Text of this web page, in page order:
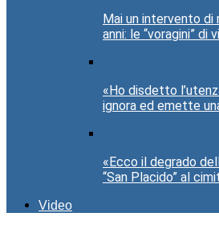
Mai un intervento di
anni: le “voragini” di
«Ho disdetto
ignora ed emette
«Ecco il degrado
“San Placido” al
Video